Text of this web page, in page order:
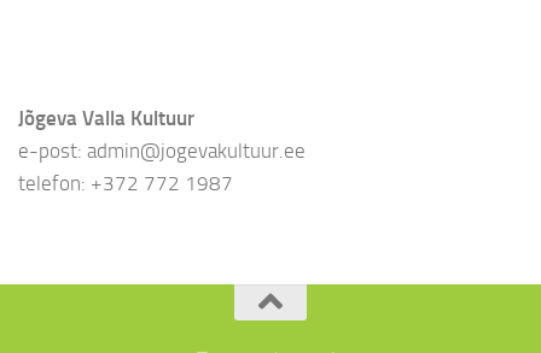
Jõgeva Valla Kultuur
e-post: admin@jogevakultuur.ee
telefon: +372 772 1987